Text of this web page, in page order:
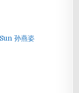
孙燕姿